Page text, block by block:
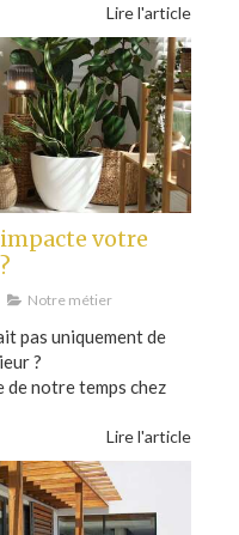
Lire l'article
votre
Notre métier
pas uniquement de
?
de notre temps chez
Lire l'article